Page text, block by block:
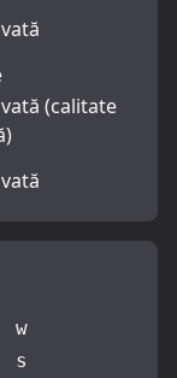
(calitate
w
s